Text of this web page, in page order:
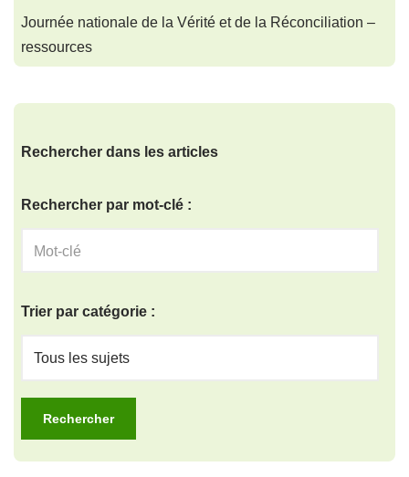
Journée nationale de la Vérité et de la Réconciliation –
ressources
Rechercher dans les articles
Rechercher par mot-clé :
Trier par catégorie :